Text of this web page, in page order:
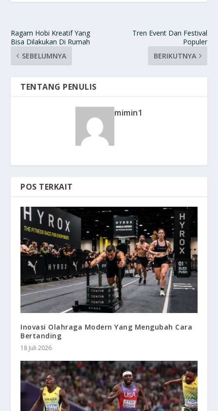
Ragam Hobi Kreatif Yang
Bisa Dilakukan Di Rumah
SEBELUMNYA
Tren Event Dan Festival
Populer
BERIKUTNYA
TENTANG PENULIS
mimin1
POS TERKAIT
Inovasi Olahraga Modern Yang Mengubah Cara
Bertanding
18 Juli 2026